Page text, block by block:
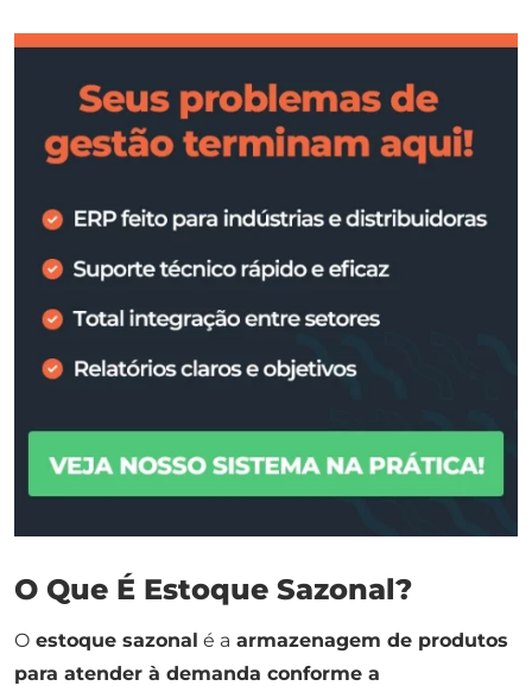
O Que É Estoque Sazonal?
O estoque sazonal é a armazenagem de produtos
para atender à demanda conforme a